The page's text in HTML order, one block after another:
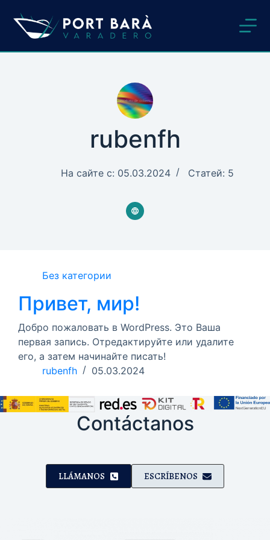
rubenfh
На сайте с: 05.03.2024 Статей: 5
Без категории
Привет, мир!
Добро пожаловать в WordPress. Это Ваша
первая запись. Отредактируйте или удалите
его, а затем начинайте писать!
rubenfh
05.03.2024
Contáctanos
LLÁMANOS ESCRÍBENOS